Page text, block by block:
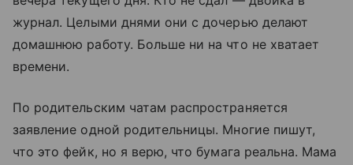
журнал. Целыми днями они с дочерью делают
домашнюю работу. Больше ни на что не хватает
времени.
По родительским чатам распространяется
заявление одной родительницы. Многие пишут,
что это фейк, но я верю, что бумага реальна. Мама